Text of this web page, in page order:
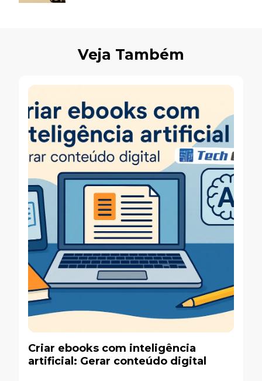
Veja Também
Criar ebooks com inteligência
artificial: Gerar conteúdo digital